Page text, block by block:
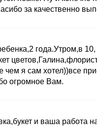
за качественно
года.Утром,в 10,
чем я сам хотел))все
огромное Вам.
и ваша работа